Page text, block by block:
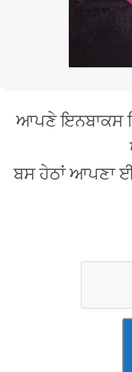
ਆਪਣੇ ਇਨਬਾਕਸ
ਬਸ ਹੇਠਾਂ ਆਪਣਾ